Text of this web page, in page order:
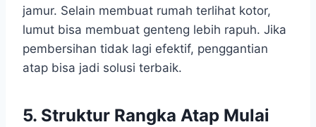
jamur. Selain membuat rumah terlihat kotor,
lumut bisa membuat genteng lebih rapuh. Jika
pembersihan tidak lagi efektif, penggantian
atap bisa jadi solusi terbaik.
5. Struktur Rangka Atap Mulai